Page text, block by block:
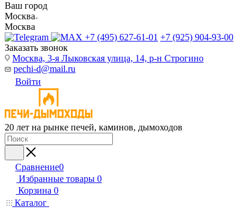
Ваш город
Москва
Москва
+7 (495) 627-61-01 +7 (925) 904-93-00
Заказать звонок
Москва, 3-я Лыковская улица, 14, р-н Строгино
pechi-d@mail.ru
Войти
20 лет на рынке печей, каминов, дымоходов
Сравнение0
Избранные товары 0
Корзина 0
Каталог